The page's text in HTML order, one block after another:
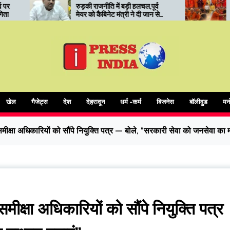
में बड़ी हलचल,पूर्व
मंत्री ने दी जान से
धमकी
रुड़की में कोर यूनिवर्सिटी का ‘सनातन
मंथन’: संत सम्मेलन में आध्यात्मिक
शिक्षा और संस्कारों पर जोर
खेल गैजेट्स देश देहरादून धर्म -कर्म बिजनेस बॉलीवुड
अधिकारियों को सौंपे नियुक्ति पत्र — बोले, “सरकारी सेवा को जनसेवा का
अधिकारियों को सौंपे नियुक्ति पत्र